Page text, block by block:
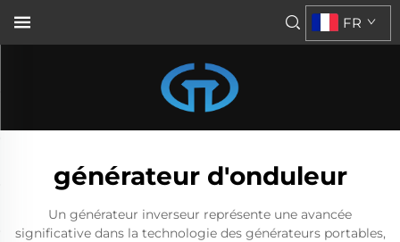
FR
générateur d'onduleur
Un générateur inverseur représente une avancée
significative dans la technologie des générateurs portables,